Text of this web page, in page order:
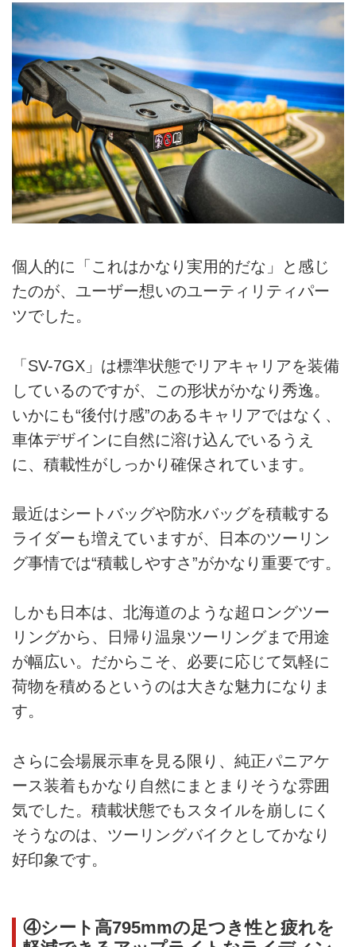
個人的に「これはかなり実用的だな」と感じ
たのが、ユーザー想いのユーティリティパー
ツでした。
「SV-7GX」は標準状態でリアキャリアを装備
しているのですが、この形状がかなり秀逸。
いかにも“後付け感”のあるキャリアではなく、
車体デザインに自然に溶け込んでいるうえ
に、積載性がしっかり確保されています。
最近はシートバッグや防水バッグを積載する
ライダーも増えていますが、日本のツーリン
グ事情では“積載しやすさ”がかなり重要です。
しかも日本は、北海道のような超ロングツー
リングから、日帰り温泉ツーリングまで用途
が幅広い。だからこそ、必要に応じて気軽に
荷物を積めるというのは大きな魅力になりま
す。
さらに会場展示車を見る限り、純正パニアケ
ース装着もかなり自然にまとまりそうな雰囲
気でした。積載状態でもスタイルを崩しにく
そうなのは、ツーリングバイクとしてかなり
好印象です。
④シート高795mmの足つき性と疲れを